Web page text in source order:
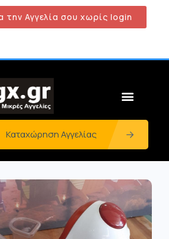
την Αγγελία σου χωρίς login
Καταχώρηση Αγγελίας